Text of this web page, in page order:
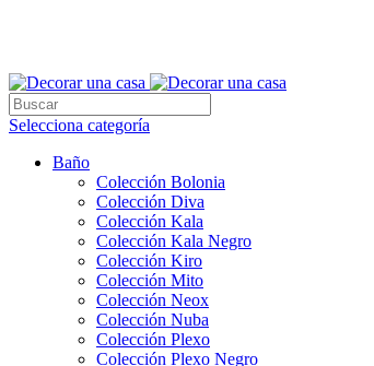
Selecciona categoría
Baño
Colección Bolonia
Colección Diva
Colección Kala
Colección Kala Negro
Colección Kiro
Colección Mito
Colección Neox
Colección Nuba
Colección Plexo
Colección Plexo Negro